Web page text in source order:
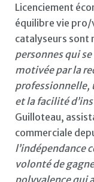
Licenciement
équilibre vie pro/
catalyseurs sont
personnes qui
motivée par la
professionnelle,
et la facilité
Guilloteau,
commerciale
l’indépendance
volonté de
polyvalence qui